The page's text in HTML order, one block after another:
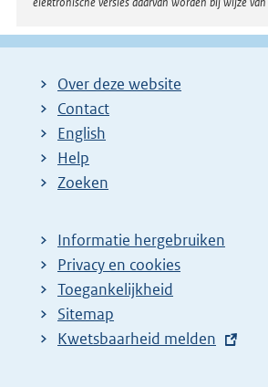
Over deze website
Contact
English
Help
Zoeken
Informatie hergebruiken
Privacy en cookies
Toegankelijkheid
Sitemap
E
Kwetsbaarheid melden